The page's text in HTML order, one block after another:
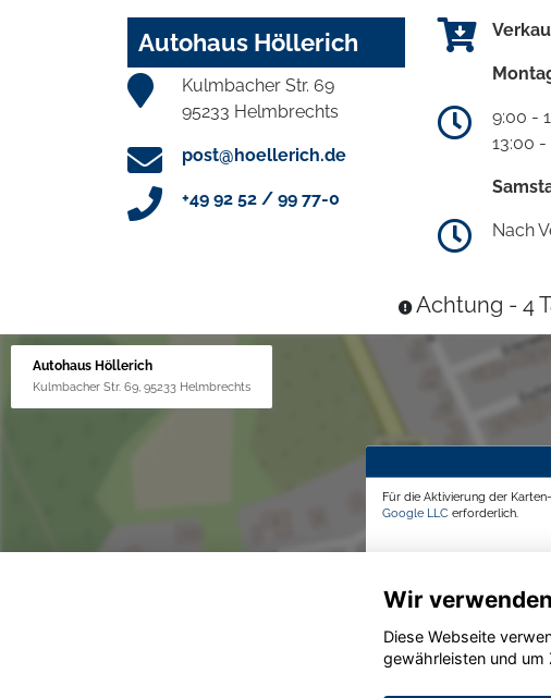
Autohaus Höllerich
Kulmbacher Str. 69
95233 Helmbrechts
post@hoellerich.de
+49 92 52 / 99 77-0
9:00 -
13:00 -
Nach
Achtung - 4
Autohaus Höllerich
Kulmbacher Str. 69, 95233 Helmbrechts
Für die Aktivierung der
Google LLC erforderlich.
Wir
Diese Webseite
gewährleisten und um